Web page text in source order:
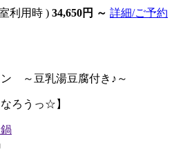
利用時 ) 34,650円 ～ 詳細/ご予約
～豆乳湯豆腐付き♪～
ろうっ☆】